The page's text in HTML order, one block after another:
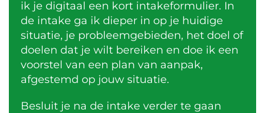
ik je digitaal een kort intakeformulier. In
de intake ga ik dieper in op je huidige
situatie, je probleemgebieden, het doel of
doelen dat je wilt bereiken en doe ik een
voorstel van een plan van aanpak,
afgestemd op jouw situatie.
Besluit je na de intake verder te gaan